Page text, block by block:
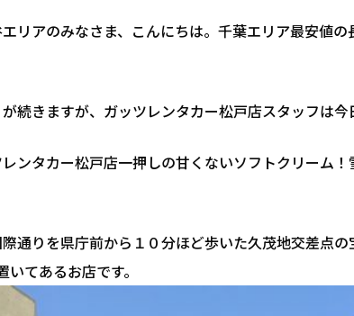
リアのみなさま、こんにちは。千葉エリア最安値
続きますが、ガッツレンタカー松戸店スタッフは
ンタカー松戸店一押しの甘くないソフトクリーム
通りを県庁前から１０分ほど歩いた久茂地交差点
てあるお店です。